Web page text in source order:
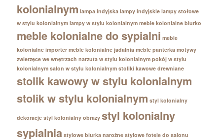
kolonialnym lampa indyjska lampy indyjskie lampy stołowe
w stylu kolonialnym lampy w stylu kolonialnym meble kolonialne biurko
meble kolonialne do sypialni meble
kolonialne importer meble kolonialne jadalnia meble panterka motywy
zwierzęce we wnętrzach narzuta w stylu kolonialnym pokój w stylu
kolonialnym salon w stylu kolonialnym stoliki kawowe drewniane
stolik kawowy w stylu kolonialnym
stolik w stylu kolonialnym styl kolonialny
dekoracje styl kolonialny obrazy styl kolonialny
sypialnia stylowe biurka narożne stylowe fotele do salonu